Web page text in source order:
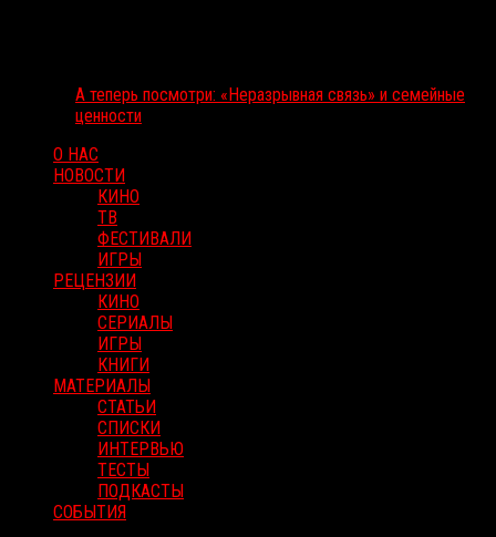
А теперь посмотри: «Неразрывная связь» и семейные
ценности
О НАС
НОВОСТИ
КИНО
ТВ
ФЕСТИВАЛИ
ИГРЫ
РЕЦЕНЗИИ
КИНО
СЕРИАЛЫ
ИГРЫ
КНИГИ
МАТЕРИАЛЫ
СТАТЬИ
СПИСКИ
ИНТЕРВЬЮ
ТЕСТЫ
ПОДКАСТЫ
СОБЫТИЯ